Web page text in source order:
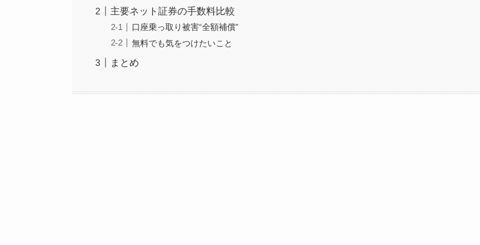
主要ネット証券の手数料比較
口座乗っ取り被害“全額補償”
無料でも気をつけたいこと
まとめ